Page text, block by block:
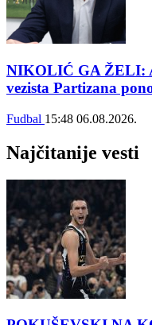
NIKOLIĆ GA ŽELI:
vezista Partizana
Fudbal 15:48 06.08.2026.
Najčitanije vesti